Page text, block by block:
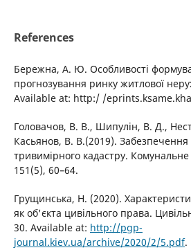
References
Бережна, А. Ю. Особливості
прогнозування ринку житлової
Available at: http:/ /
Головачов, В. В., Шипулін, В. Д.,
Касьянов, В. В.(2019). Забезпечення
тривимірного кадастру. Комунальне
151(5), 60–64.
Грущинська, Н. (2020).
як об'єкта цивільного права.
30. Available at: http://pgp-
journal.kiev.ua/archive/2020/2/5.pdf.